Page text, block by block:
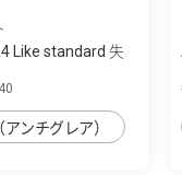
Like standard 失
ンチグレア）